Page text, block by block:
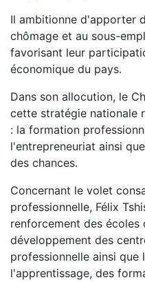
Il ambitionne d'apporter
chômage et au sous-
favorisant leur
économique du pays.
Dans son allocution, le
cette stratégie nationale
: la formation
l'entrepreneuriat ainsi
des chances.
Concernant le volet
professionnelle, Félix
renforcement des écoles
développement des
professionnelle ainsi que
l'apprentissage, des